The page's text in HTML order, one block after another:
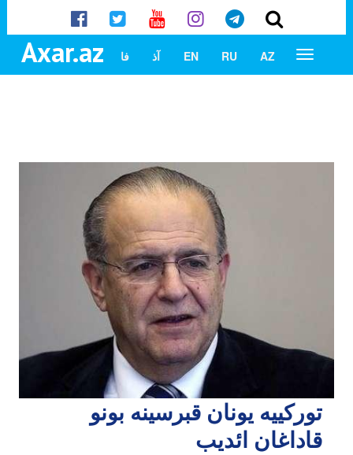
Axar.az AZ
RU
EN آذ فا
تورکییه یونان قبرسینه بونو
قاداغان ائدیب